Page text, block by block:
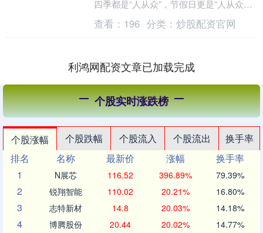
四季都是“人从众”，节假日更是“人从众
叕”。但朋友一句话把我劝动了：“端午节
有活动，包粽....
查看： 196 分类： 炒股配资官网
利鸿网配资文章已加载完成
个股实时涨跌榜
个股涨幅 个股跌幅 个股流入 个股流出
换手率
排名
名称 最新价 涨幅
换手率
1
N展芯 116.52 396.89% 79.39%
2 锐翔智能 110.02 20.21% 16.80%
3 志特新材 14.8 20.03% 14.18%
4 博腾股份 20.44 20.02% 14.77%